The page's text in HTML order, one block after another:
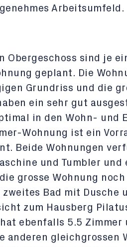
Arbeitsumfeld.
Obergeschoss sind je
geplant. Die
Grundriss und die
ein sehr gut
in den Wohn- und
Wohnung ist ein
Beide Wohnungen
und Tumbler und
grosse Wohnung
zweites Bad mit Dusche
zum Hausberg
ebenfalls 5.5 Zimmer
anderen gleichgrossen